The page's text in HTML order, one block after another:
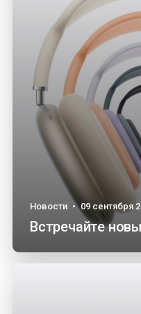
Новости • 09 сентября
Встречайте